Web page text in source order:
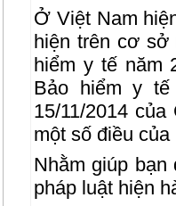
Ở Việt Nam
hiện trên cơ sở
hiểm y tế năm
Bảo hiểm y tế
15/11/2014
một số điều
Nhằm giúp
pháp luật hiện